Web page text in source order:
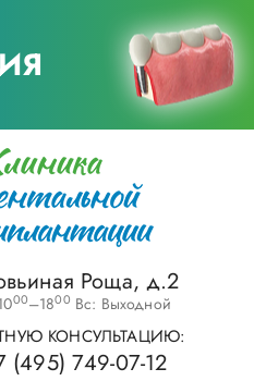
Роща, д.2
00–1800 Вс: Выходной
КОНСУЛЬТАЦИЮ:
(495) 749-07-12